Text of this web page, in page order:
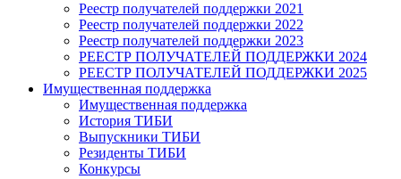
Реестр получателей поддержки 2021
Реестр получателей поддержки 2022
Реестр получателей поддержки 2023
РЕЕСТР ПОЛУЧАТЕЛЕЙ ПОДДЕРЖКИ 2024
РЕЕСТР ПОЛУЧАТЕЛЕЙ ПОДДЕРЖКИ 2025
Имущественная поддержка
Имущественная поддержка
История ТИБИ
Выпускники ТИБИ
Резиденты ТИБИ
Конкурсы